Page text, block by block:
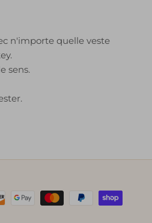
n'importe quelle veste
sens.